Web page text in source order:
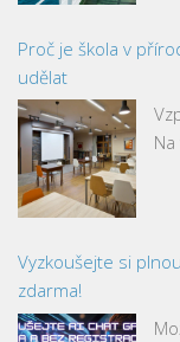
Proč je škola v
udělat
Vyzkoušejte si
zdarma!